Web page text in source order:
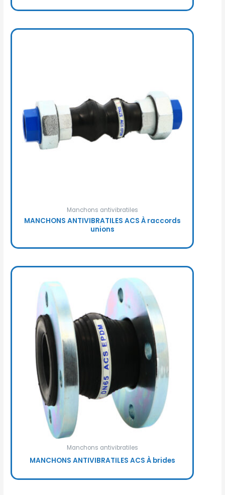
Manchons antivibratiles
MANCHONS ANTIVIBRATILES ACS À raccords
unions
Manchons antivibratiles
MANCHONS ANTIVIBRATILES ACS À brides